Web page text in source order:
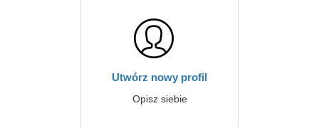
Utwórz nowy profil
Opisz siebie